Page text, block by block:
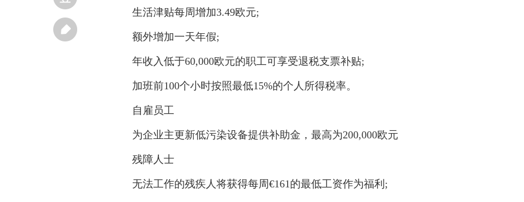
生活津贴每周增加3.49欧元;
额外增加一天年假;
年收入低于60,000欧元的职工可享受退税支票补贴;
加班前100个小时按照最低15%的个人所得税率。
自雇员工
为企业主更新低污染设备提供补助金，最高为200,000欧元
残障人士
无法工作的残疾人将获得每周€161的最低工资作为福利;